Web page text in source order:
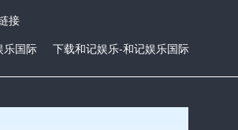
接
乐国际
下载和记娱乐-和记娱乐国际